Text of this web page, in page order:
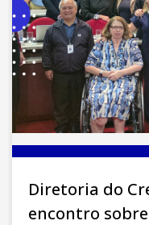
Diretoria do
encontro